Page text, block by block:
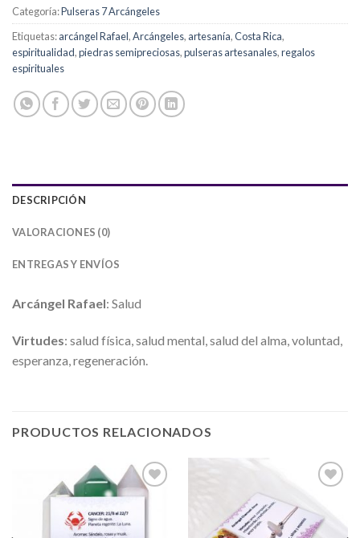
Categoría:Pulseras 7 Arcángeles
Etiquetas:arcángel Rafael,Arcángeles, artesanía,Costa Rica,
espiritualidad,piedras semipreciosas,pulseras artesanales,regalos
espirituales
DESCRIPCIÓN
VALORACIONES (0)
ENTREGAS Y ENVÍOS
Arcángel Rafael: Salud
Virtudes: salud física, salud mental, salud del alma, voluntad,
esperanza, regeneración.
PRODUCTOS RELACIONADOS
Añadir
lista de
deseos